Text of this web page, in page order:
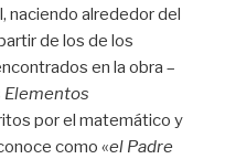
naciendo alrededor del
de los de los
en la obra –
Elementos
por el matemático y
como «el Padre